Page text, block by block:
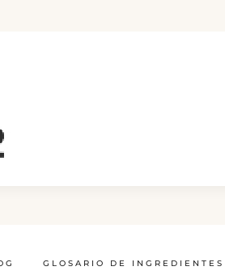
GLOSARIO DE INGREDIENTES